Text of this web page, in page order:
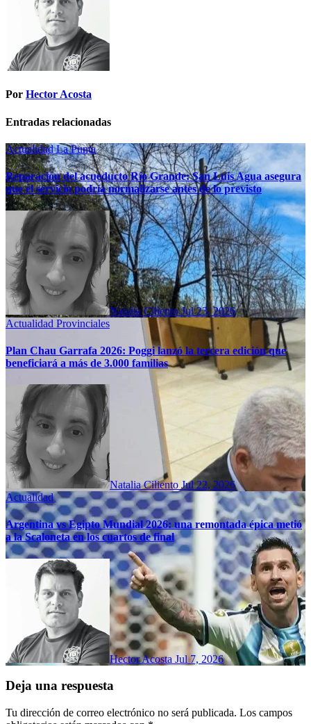
Por Hector Acosta
Entradas relacionadas
ActualidadLa Punta
Reparación del acueducto Río Grande: San Luis Agua asegura
que el servicio podría normalizarse antes de lo previsto
Natalia CilientoJul 23, 2026
Actualidad Provinciales
Plan Chau Garrafa 2026: Poggi lanzó la tercera edición que
beneficiará a más de 3.000 familias
Natalia Ciliento Jul 22, 2026
Actualidad
Argentina vs Egipto Mundial 2026: una remontada épica metió
a la Scaloneta en los cuartos de final
Hector Acosta Jul 7, 2026
Deja una respuesta
Tu dirección de correo electrónico no será publicada. Los campos